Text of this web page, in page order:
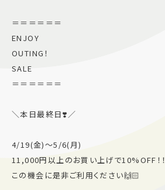
＝＝＝＝＝＝
ENJOY
OUTING！
SALE
＝＝＝＝＝＝
＼本日最終日❣️／
4/19(金)〜5/6(月)
11,000円以上のお買い上げで10%OFF！！
この機会に是非ご利用ください🙌🏻